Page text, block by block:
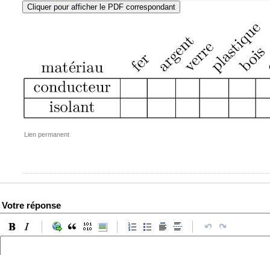
Cliquer pour afficher le PDF correspondant
Lien permanent
Votre réponse